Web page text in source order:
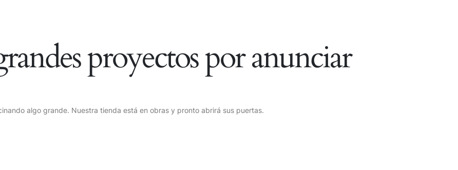
proyectos por anunciar
algo grande. Nuestra tienda está en obras y pronto abrirá sus puertas.